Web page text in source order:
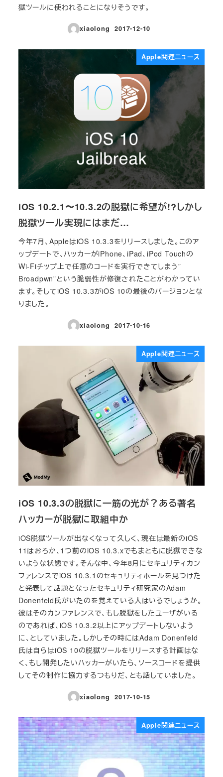
獄ツールに使われることになりそうです。
xiaolong
投稿日
2017-12-10
Apple関連ニュース
iOS 10.2.1〜10.3.2の脱獄に希望が!?しかし
脱獄ツール実現にはまだ…
今年7月、AppleはiOS 10.3.3をリリースしました。このア
ップデートで、ハッカーがiPhone、iPad、iPod Touchの
Wi-Fiチップ上で任意のコードを実行できてしまう”
Broadpwn”という脆弱性が修復されたことがわかってい
ます。そしてiOS 10.3.3がiOS 10の最後のバージョンとな
りました。
xiaolong
投稿日
2017-10-16
Apple関連ニュース
iOS 10.3.3の脱獄に一筋の光が？ある著名
ハッカーが脱獄に取組中か
iOS脱獄ツールが出なくなって久しく、現在は最新のiOS
11はおろか、1つ前のiOS 10.3.xでもまともに脱獄できな
いような状態です。そんな中、今年8月にセキュリティカン
ファレンスでiOS 10.3.1のセキュリティホールを見つけた
と発表して話題となったセキュリティ研究家のAdam
Donenfeld氏がいたのを覚えている人はいるでしょうか。
彼はそのカンファレンスで、もし脱獄をしたユーザがいる
のであれば、iOS 10.3.2以上にアップデートしないよう
に、としていました。しかしその時にはAdam Donenfeld
氏は自らはiOS 10の脱獄ツールをリリースする計画はな
く、もし開発したいハッカーがいたら、ソースコードを提供
してその制作に協力するつもりだ、とも話していました。
xiaolong
投稿日
2017-10-15
Apple関連ニュース